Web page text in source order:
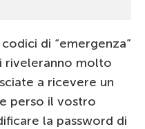
di “emergenza”
riveleranno molto
a ricevere un
perso il vostro
la password di